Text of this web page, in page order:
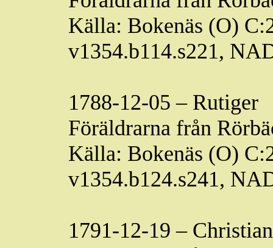
Källa: Bokenäs (O)
v1354.b114.s221,
1788-12-05 – Rutiger
Föräldrarna från
Källa: Bokenäs (O)
v1354.b124.s241,
1791-12-19 – Christian